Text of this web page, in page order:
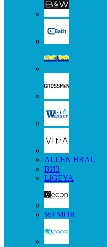
ALLEN BRAU
ВИЗ
LIGEYA
WEMOR